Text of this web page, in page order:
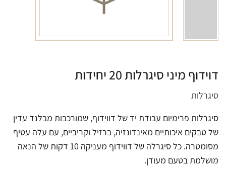
דוידוף מיני סיגרלות 20 יחידות
סיגרלות
סיגרלות פרימיום עבודת יד של דווידוף, שמורכבות מבלנד עדין
של טבקים איכותיים מאינדונזיה, ברזיל וקריביים, עם עלה עטיף
מסומטרה. כל סיגרלה של דווידוף מעניקה 10 דקות של הנאה
מושלמת בטעם מעודן.